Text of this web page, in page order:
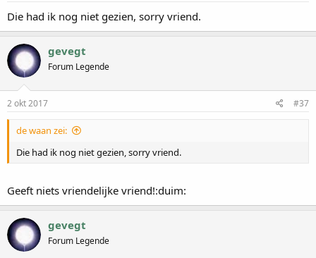
Die had ik nog niet gezien, sorry vriend.
gevegt
Forum Legende
2 okt 2017 #37
de waan zei:
Die had ik nog niet gezien, sorry vriend.
Geeft niets vriendelijke vriend!:duim:
gevegt
Forum Legende